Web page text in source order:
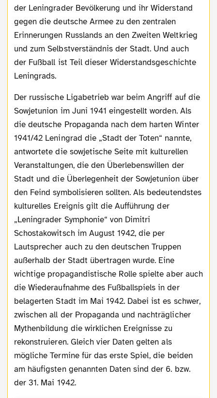
der Leningrader Bevölkerung und ihr Widerstand
gegen die deutsche Armee zu den zentralen
Erinnerungen Russlands an den Zweiten Weltkrieg
und zum Selbstverständnis der Stadt. Und auch
der Fußball ist Teil dieser Widerstandsgeschichte
Leningrads.
Der russische Ligabetrieb war beim Angriff auf die
Sowjetunion im Juni 1941 eingestellt worden. Als
die deutsche Propaganda nach dem harten Winter
1941/42 Leningrad die „Stadt der Toten“ nannte,
antwortete die sowjetische Seite mit kulturellen
Veranstaltungen, die den Überlebenswillen der
Stadt und die Überlegenheit der Sowjetunion über
den Feind symbolisieren sollten. Als bedeutendstes
kulturelles Ereignis gilt die Aufführung der
„Leningrader Symphonie“ von Dimitri
Schostakowitsch im August 1942, die per
Lautsprecher auch zu den deutschen Truppen
außerhalb der Stadt übertragen wurde. Eine
wichtige propagandistische Rolle spielte aber auch
die Wiederaufnahme des Fußballspiels in der
belagerten Stadt im Mai 1942. Dabei ist es schwer,
zwischen all der Propaganda und nachträglicher
Mythenbildung die wirklichen Ereignisse zu
rekonstruieren. Gleich vier Daten gelten als
mögliche Termine für das erste Spiel, die beiden
am häufigsten genannten Daten sind der 6. bzw.
der 31. Mai 1942.